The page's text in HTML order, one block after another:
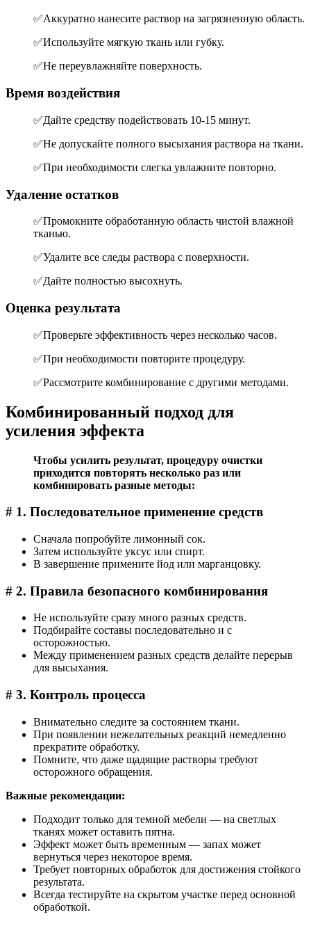
✅Аккуратно нанесите раствор на загрязненную область.
✅Используйте мягкую ткань или губку.
✅Не переувлажняйте поверхность.
Время воздействия
✅Дайте средству подействовать 10-15 минут.
✅Не допускайте полного высыхания раствора на ткани.
✅При необходимости слегка увлажните повторно.
Удаление остатков
✅Промокните обработанную область чистой влажной
тканью.
✅Удалите все следы раствора с поверхности.
✅Дайте полностью высохнуть.
Оценка результата
✅Проверьте эффективность через несколько часов.
✅При необходимости повторите процедуру.
✅Рассмотрите комбинирование с другими методами.
Комбинированный подход для
усиления эффекта
Чтобы усилить результат, процедуру очистки
приходится повторять несколько раз или
комбинировать разные методы:
# 1. Последовательное применение средств
Сначала попробуйте лимонный сок.
Затем используйте уксус или спирт.
В завершение примените йод или марганцовку.
# 2. Правила безопасного комбинирования
Не используйте сразу много разных средств.
Подбирайте составы последовательно и с
осторожностью.
Между применением разных средств делайте перерыв
для высыхания.
# 3. Контроль процесса
Внимательно следите за состоянием ткани.
При появлении нежелательных реакций немедленно
прекратите обработку.
Помните, что даже щадящие растворы требуют
осторожного обращения.
Важные рекомендации:
Подходит только для темной мебели — на светлых
тканях может оставить пятна.
Эффект может быть временным — запах может
вернуться через некоторое время.
Требует повторных обработок для достижения стойкого
результата.
Всегда тестируйте на скрытом участке перед основной
обработкой.